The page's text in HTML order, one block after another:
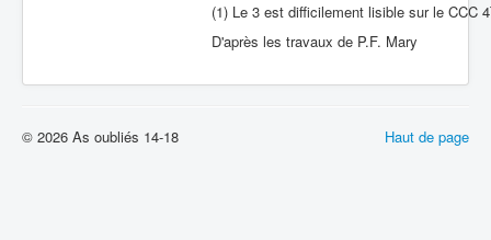
(1) Le 3 est difficilement lisible sur le CCC
D'après les travaux de P.F. Mary
Haut de page
© 2026 As oubliés 14-18